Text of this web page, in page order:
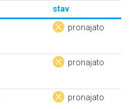
stav
pronajato
pronajato
pronajato